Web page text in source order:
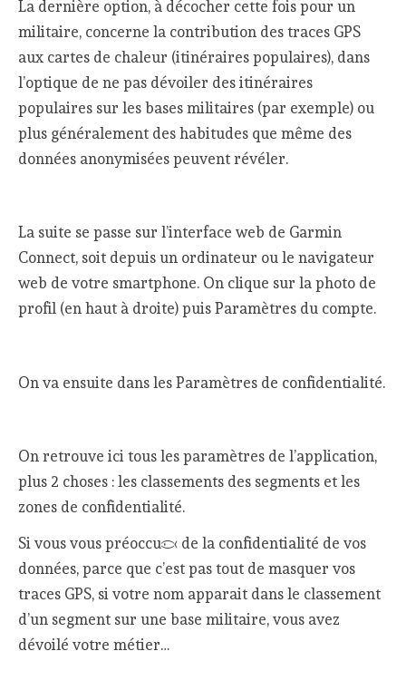
La dernière option, à décocher cette fois pour un
militaire, concerne la contribution des traces GPS
aux cartes de chaleur (itinéraires populaires), dans
l’optique de ne pas dévoiler des itinéraires
populaires sur les bases militaires (par exemple) ou
plus généralement des habitudes que même des
données anonymisées peuvent révéler.
La suite se passe sur l’interface web de Garmin
Connect, soit depuis un ordinateur ou le navigateur
web de votre smartphone. On clique sur la photo de
profil (en haut à droite) puis Paramètres du compte.
On va ensuite dans les Paramètres de confidentialité.
On retrouve ici tous les paramètres de l’application,
plus 2 choses : les classements des segments et les
zones de confidentialité.
Si vous vous préoccupez de la confidentialité de vos
données, parce que c’est pas tout de masquer vos
traces GPS, si votre nom apparait dans le classement
d’un segment sur une base militaire, vous avez
dévoilé votre métier…